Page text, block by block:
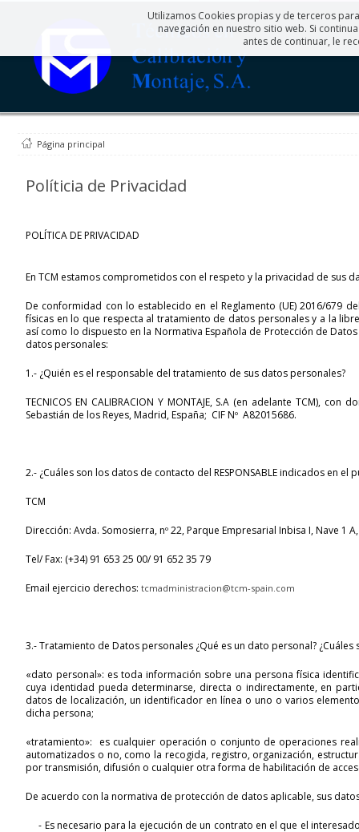
navegación en nuestro sitio web. Si
antes de continuar, le
Página principal
Políticia de Privacidad
POLÍTICA DE PRIVACIDAD
En TCM estamos comprometidos con el respeto y la privacidad de sus
De conformidad con lo establecido en el Reglamento (UE) 2016/679
físicas en lo que respecta al tratamiento de datos personales y a la
así como lo dispuesto en la Normativa Española de Protección de
datos personales:
1.- ¿Quién es el responsable del tratamiento de sus datos personales?
TECNICOS EN CALIBRACION Y MONTAJE, S.A (en adelante TCM), con
Sebastián de los Reyes, Madrid, España; CIF Nº A82015686.
2.- ¿Cuáles son los datos de contacto del RESPONSABLE indicados en
TCM
Dirección: Avda. Somosierra, nº 22, Parque Empresarial Inbisa I, Nave 1
Tel/ Fax: (+34) 91 653 25 00/ 91 652 35 79
Email ejercicio derechos: tcmadministracion@tcm-spain.com
3.-Tratamiento de Datos personales ¿Qué es un dato personal?
«dato personal»: es toda información sobre una persona física
cuya identidad pueda determinarse, directa o indirectamente, en
datos de localización, un identificador en línea o uno o varios
dicha persona;
«tratamiento»: es cualquier operación o conjunto de operaciones
automatizados o no, como la recogida, registro, organización,
por transmisión, difusión o cualquier otra forma de habilitación de
De acuerdo con la normativa de protección de datos aplicable, sus
- Es necesario para la ejecución de un contrato en el que el